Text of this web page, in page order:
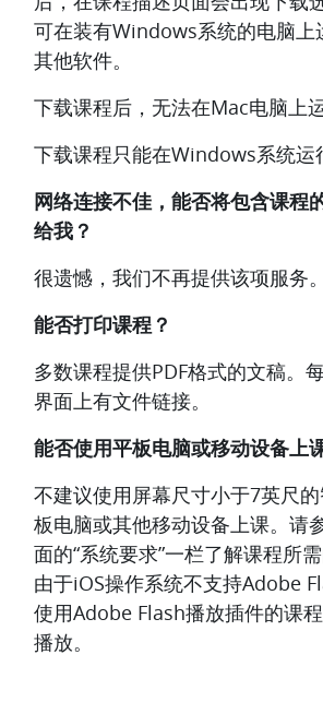
可在装有Windows系统的电脑上
其他软件。
下载课程后，无法在Mac电脑上运
下载课程只能在Windows系统运
网络连接不佳，能否将包含课程
给我？
很遗憾，我们不再提供该项服务。
能否打印课程？
多数课程提供PDF格式的文稿。
界面上有文件链接。
能否使用平板电脑或移动设备上
不建议使用屏幕尺寸小于7英尺
板电脑或其他移动设备上课。请
面的“系统要求”一栏了解课程所需
由于iOS操作系统不支持Adobe
使用Adobe Flash播放插件的课
播放。